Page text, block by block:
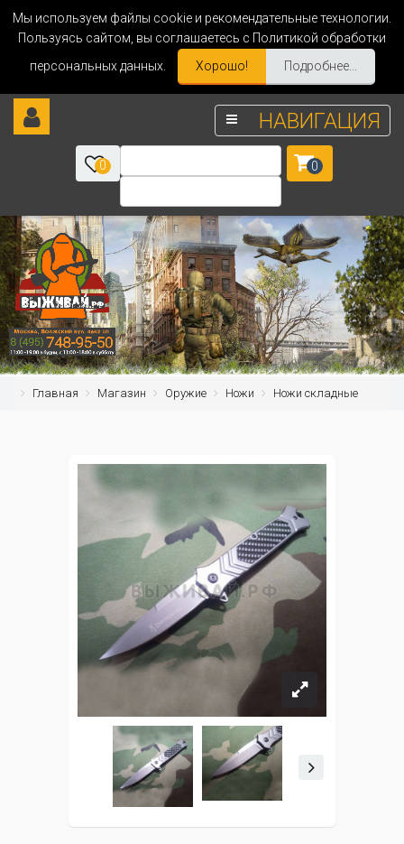
Мы используем файлы cookie и рекомендательные технологии.
Пользуясь сайтом, вы соглашаетесь с Политикой обработки
персональных данных.
Хорошо! Подробнее...
НАВИГАЦИЯ
0 0
Главная Магазин Оружие Ножи Ножи складные